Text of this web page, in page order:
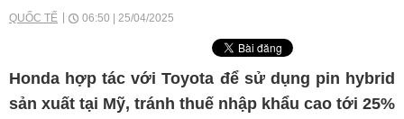
QUỐC TẾ 06:50 | 25/04/2025
Honda hợp tác với Toyota để sử dụng pin hybrid
sản xuất tại Mỹ, tránh thuế nhập khẩu cao tới 25%